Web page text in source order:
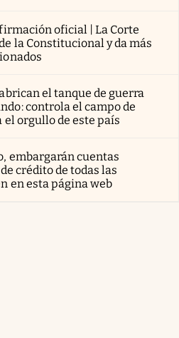
oficial | La Corte
la Constitucional y da más
el tanque de guerra
controla el campo de
orgullo de este país
embargarán cuentas
crédito de todas las
en esta página web